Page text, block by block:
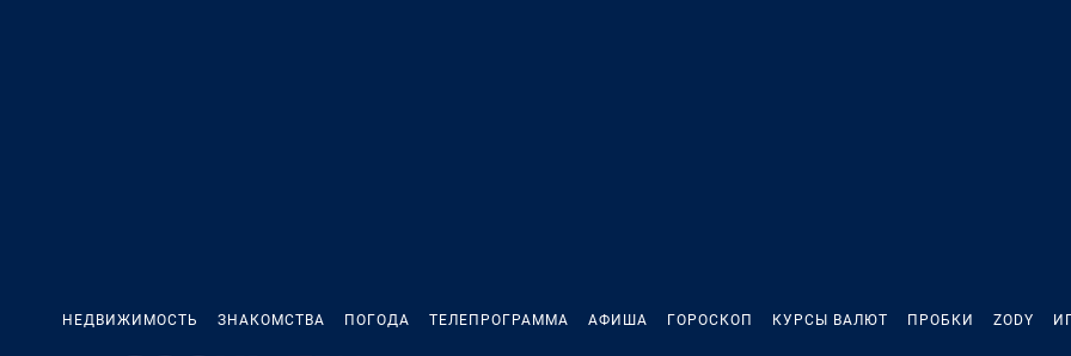
НЕДВИЖИМОСТЬ ЗНАКОМСТВА ПОГОДА ТЕЛЕПРОГРАММА АФИША ГОРОСКОП КУРСЫ ВАЛЮТ ПРОБКИ ZODY